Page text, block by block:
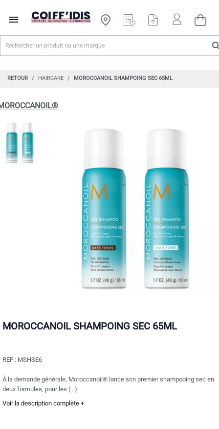

RETOUR HAIRCARE MOROCCANOIL SHAMPOING SEC 65ML
MOROCCANOIL SHAMPOING SEC 65ML
REF : MSHSE6
À la demande générale, Moroccanoil® lance son premier shampooing sec en
deux formules, pour les (...)
Voir la description complète +